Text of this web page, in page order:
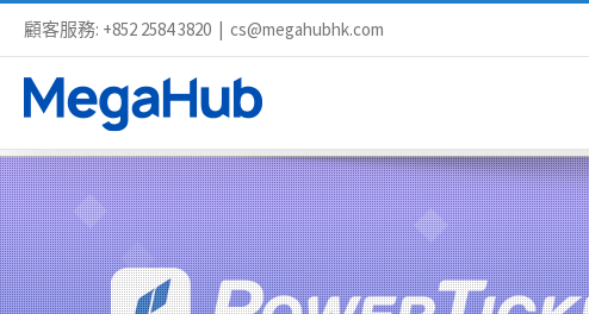
顧客服務: +852 2584 3820 | cs@megahubhk.com